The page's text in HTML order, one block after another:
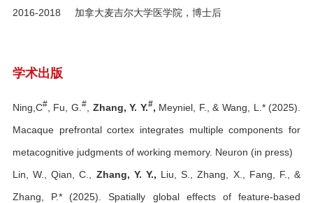
2016-2018 加拿大麦吉尔大学医学院，博士后
学术出版
Ning,C#, Fu, G.#, Zhang, Y. Y.#, Meyniel, F., & Wang, L.* (2025).
Macaque prefrontal cortex integrates multiple components for
metacognitive judgments of working memory. Neuron (in press)
Lin, W., Qian, C., Zhang, Y. Y., Liu, S., Zhang, X., Fang, F., &
Zhang, P.* (2025). Spatially global effects of feature-based